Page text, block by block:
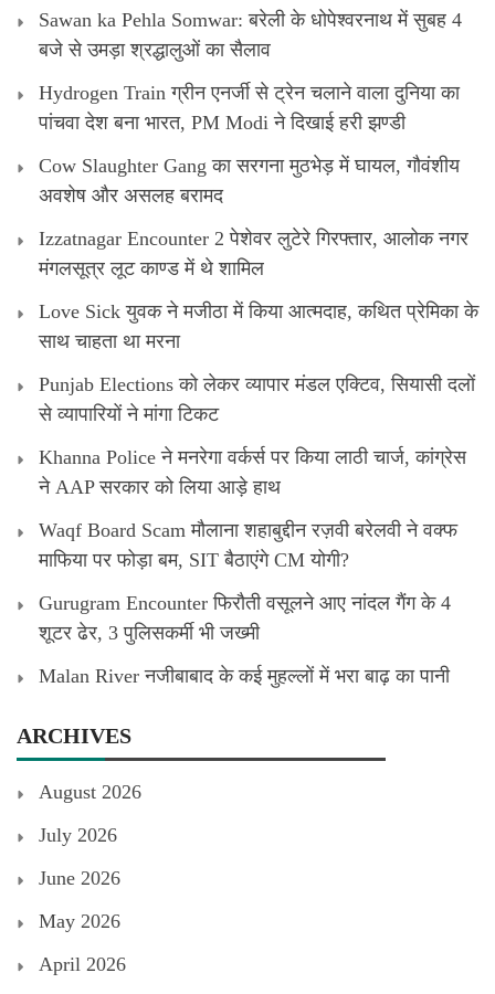
Sawan ka Pehla Somwar: बरेली के धोपेश्वरनाथ में सुबह 4
बजे से उमड़ा श्रद्धालुओं का सैलाव
Hydrogen Train ग्रीन एनर्जी से ट्रेन चलाने वाला दुनिया का
पांचवा देश बना भारत, PM Modi ने दिखाई हरी झण्डी
Cow Slaughter Gang का सरगना मुठभेड़ में घायल, गौवंशीय
अवशेष और असलह बरामद
Izzatnagar Encounter 2 पेशेवर लुटेरे गिरफ्तार, आलोक नगर
मंगलसूत्र लूट काण्‍ड में थे शामिल
Love Sick युवक ने मजीठा में किया आत्मदाह, कथित प्रेमिका के
साथ चाहता था मरना
Punjab Elections को लेकर व्यापार मंडल एक्टिव, सियासी दलों
से व्यापारियों ने मांगा टिकट
Khanna Police ने मनरेगा वर्कर्स पर किया लाठी चार्ज, कांग्रेस
ने AAP सरकार को लिया आड़े हाथ
Waqf Board Scam मौलाना शहाबुद्दीन रज़वी बरेलवी ने वक्फ
माफिया पर फोड़ा बम, SIT बैठाएंगे CM योगी?
Gurugram Encounter फिरौती वसूलने आए नांदल गैंग के 4
शूटर ढेर, 3 पुलिसकर्मी भी जख्मी
Malan River नजीबाबाद के कई मुहल्लों में भरा बाढ़ का पानी
ARCHIVES
August 2026
July 2026
June 2026
May 2026
April 2026